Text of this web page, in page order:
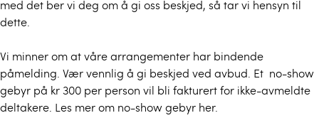
med det ber vi deg om å gi oss beskjed, så tar vi hensyn til
dette.
Vi minner om at våre arrangementer har bindende
påmelding. Vær vennlig å gi beskjed ved avbud. Et no-show
gebyr på kr 300 per person vil bli fakturert for ikke-avmeldte
deltakere. Les mer om no-show gebyr her.